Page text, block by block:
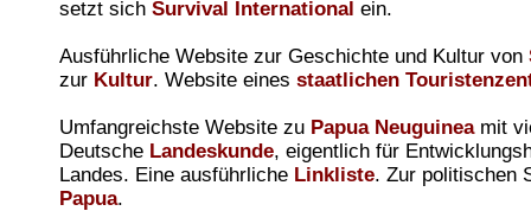
setzt sich Survival International ein.
Ausführliche Website zur Geschichte und Kultur von
zur Kultur. Website eines staatlichen
Umfangreichste Website zu Papua Neuguineamit
Deutsche Landeskunde, eigentlich für
Landes. Eine ausführliche Linkliste. Zur politischen
Papua.